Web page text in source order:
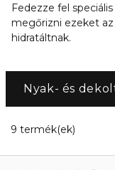
Fedezze fel
megőrizni ezeket
hidratáltnak.
Nyak- és
9 termék(ek)